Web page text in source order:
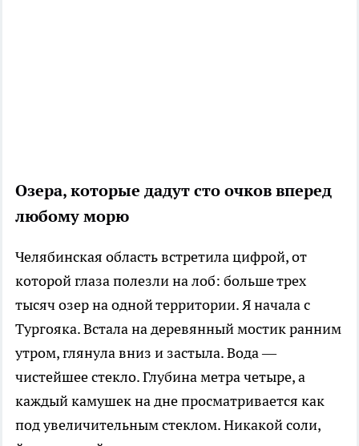
Озера, которые дадут сто очков вперед
любому морю
Челябинская область встретила цифрой, от
которой глаза полезли на лоб: больше трех
тысяч озер на одной территории. Я начала с
Тургояка. Встала на деревянный мостик ранним
утром, глянула вниз и застыла. Вода —
чистейшее стекло. Глубина метра четыре, а
каждый камушек на дне просматривается как
под увеличительным стеклом. Никакой соли,